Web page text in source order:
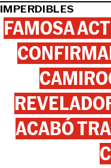
IMPERDIBLES
FAMOSA
ACABÓ